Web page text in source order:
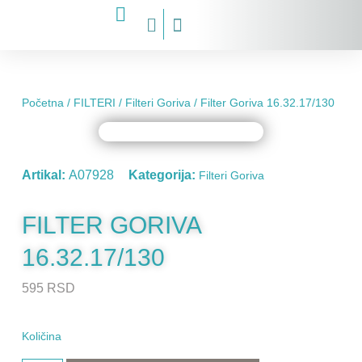
Početna / FILTERI / Filteri Goriva / Filter Goriva 16.32.17/130
Artikal: A07928 Kategorija: Filteri Goriva
FILTER GORIVA
16.32.17/130
595 RSD
Količina